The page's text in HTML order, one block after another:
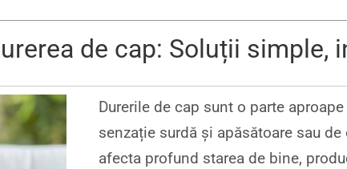
de cap: Soluții simple,
Durerile de cap sunt o parte
senzație surdă și apăsătoare sau
afecta profund starea de bine,